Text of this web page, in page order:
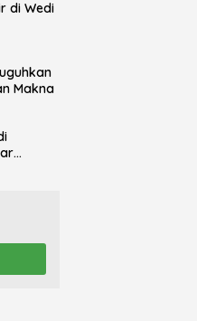
di Wedi
Makna